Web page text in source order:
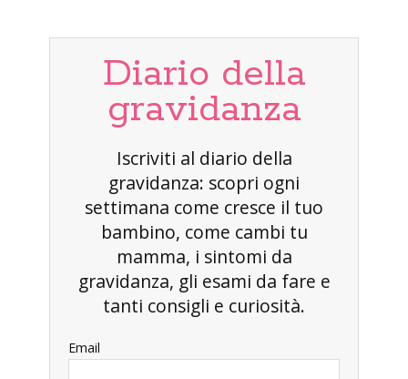
Diario della
gravidanza
Iscriviti al diario della
gravidanza: scopri ogni
settimana come cresce il tuo
bambino, come cambi tu
mamma, i sintomi da
gravidanza, gli esami da fare e
tanti consigli e curiosità.
Email